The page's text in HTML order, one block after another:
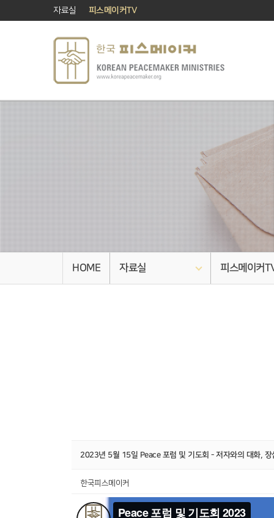
자료실 피스메이커TV
HOME 자료실 피스메이커
2023년 5월 15일 Peace 포럼 및 기도회 - 저자와의 대화, 장
한국피스메이커